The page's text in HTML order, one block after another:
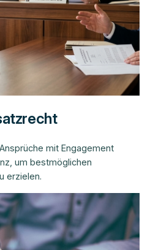
mit Engagement
um bestmöglichen
erzielen.